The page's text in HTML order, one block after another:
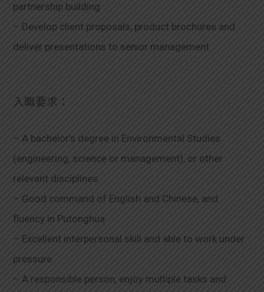
partnership building
– Develop client proposals, product brochures and
deliver presentations to senior management
入職要求：
– A bachelor’s degree in Environmental Studies
(engineering, science or management), or other
relevant disciplines
– Good command of English and Chinese, and
fluency in Putonghua
– Excellent interpersonal skill and able to work under
pressure
– A responsible person, enjoy multiple tasks and